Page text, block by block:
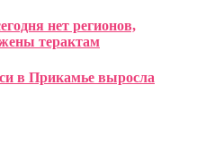
нет регионов,
терактам
в Прикамье выросла